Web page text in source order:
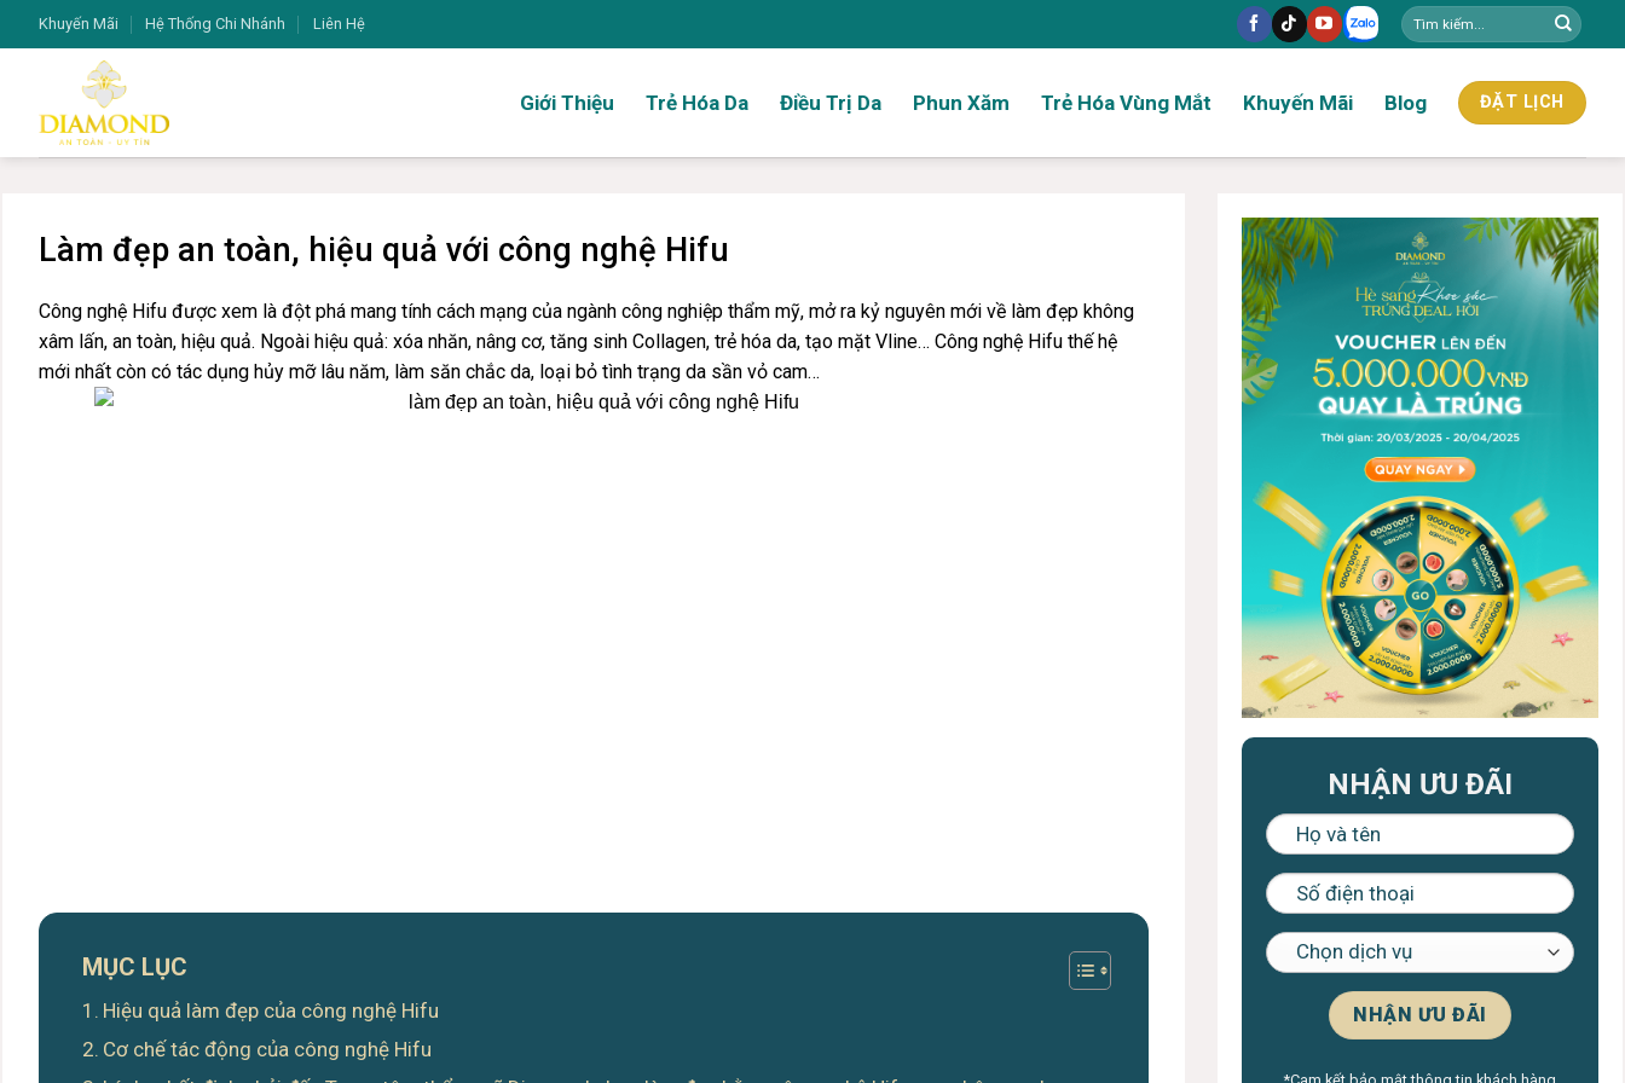
qua
Khuyến Mãi Hệ Thống Chi Nhánh Liên Hệ
Giới Thiệu Trẻ Hóa Da Điều Trị Da Phun Xăm Trẻ Hóa Vùng Mắt Khuyến Mãi Blog ĐẶT LỊCH
Làm đẹp an toàn, hiệu quả với công nghệ Hifu
Công nghệ Hifu được xem là đột phá mang tính cách mạng của ngành công nghiệp thẩm mỹ, mở ra kỷ nguyên mới về làm đẹp không
xâm lấn, an toàn, hiệu quả. Ngoài hiệu quả: xóa nhăn, nâng cơ, tăng sinh Collagen, trẻ hóa da, tạo mặt Vline… Công nghệ Hifu thế hệ
mới nhất còn có tác dụng hủy mỡ lâu năm, làm săn chắc da, loại bỏ tình trạng da sần vỏ cam…
MỤC LỤC
Hiệu quả làm đẹp của công nghệ Hifu
Cơ chế tác động của công nghệ Hifu
NHẬN ƯU ĐÃI